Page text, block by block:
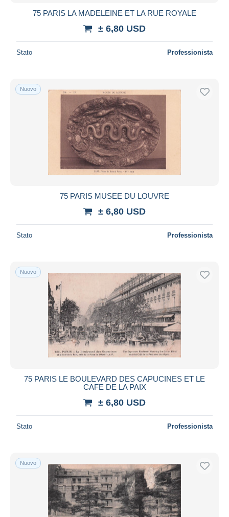
75 PARIS LA MADELEINE ET LA RUE ROYALE
± 6,80 USD
Stato Professionista
Nuovo
75 PARIS MUSEE DU LOUVRE
± 6,80 USD
Stato Professionista
Nuovo
75 PARIS LE BOULEVARD DES CAPUCINES ET LE
CAFE DE LA PAIX
± 6,80 USD
Stato Professionista
Nuovo